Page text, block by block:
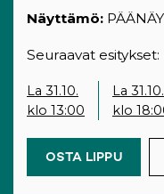
Näyttämö:
Seuraavat esitykset:
La 31.10.
klo 13:00
La 31.10.
klo
OSTA LIPPU